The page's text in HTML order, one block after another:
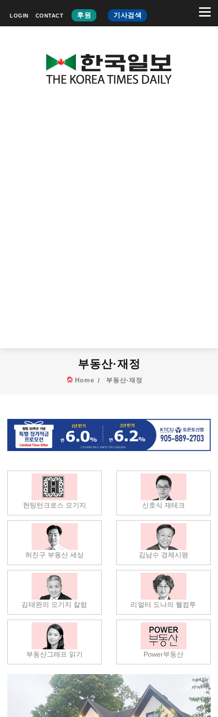
LOGIN CONTACT 후원 기사검색
부동산·재정
Home 부동산·재정
헌팅턴크로스 모기지 신호식 재테크
허진구 부동산 세상 김남수 경제시평
김태완의 모기지 칼럼 리얼터 도나의 웰컴투
부동산그래프 읽기 Power부동산